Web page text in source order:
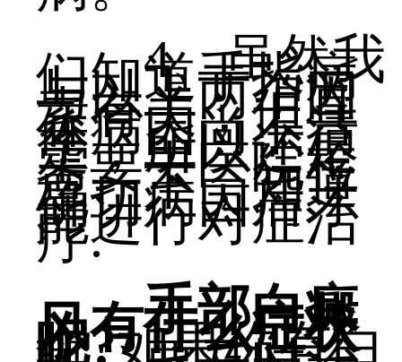
4、虽然我
们知道手指病
与以上两个因
素有关，但具
体病因尚不清
楚，所以还是
需要去医院检
查一下，知道
确切病因后才
能进行对症治
疗.
手部白癜
风有什么症状
呢?如果你有白